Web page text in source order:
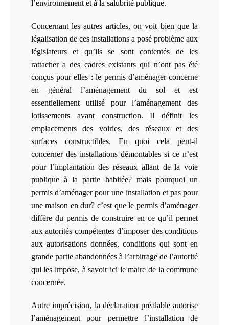
l’environnement et à la salubrité publique.
Concernant les autres articles, on voit bien que la
légalisation de ces installations a posé problème aux
législateurs et qu’ils se sont contentés de les
rattacher a des cadres existants qui n’ont pas été
conçus pour elles : le permis d’aménager concerne
en général l’aménagement du sol et est
essentiellement utilisé pour l’aménagement des
lotissements avant construction. Il définit les
emplacements des voiries, des réseaux et des
surfaces constructibles. En quoi cela peut-il
concerner des installations démontables si ce n’est
pour l’implantation des réseaux allant de la voie
publique à la partie habitée? mais pourquoi un
permis d’aménager pour une installation et pas pour
une maison en dur? c’est que le permis d’aménager
diffère du permis de construire en ce qu’il permet
aux autorités compétentes d’imposer des conditions
aux autorisations données, conditions qui sont en
grande partie abandonnées à l’arbitrage de l’autorité
qui les impose, à savoir ici le maire de la commune
concernée.
Autre imprécision, la déclaration préalable autorise
l’aménagement pour permettre l’installation de